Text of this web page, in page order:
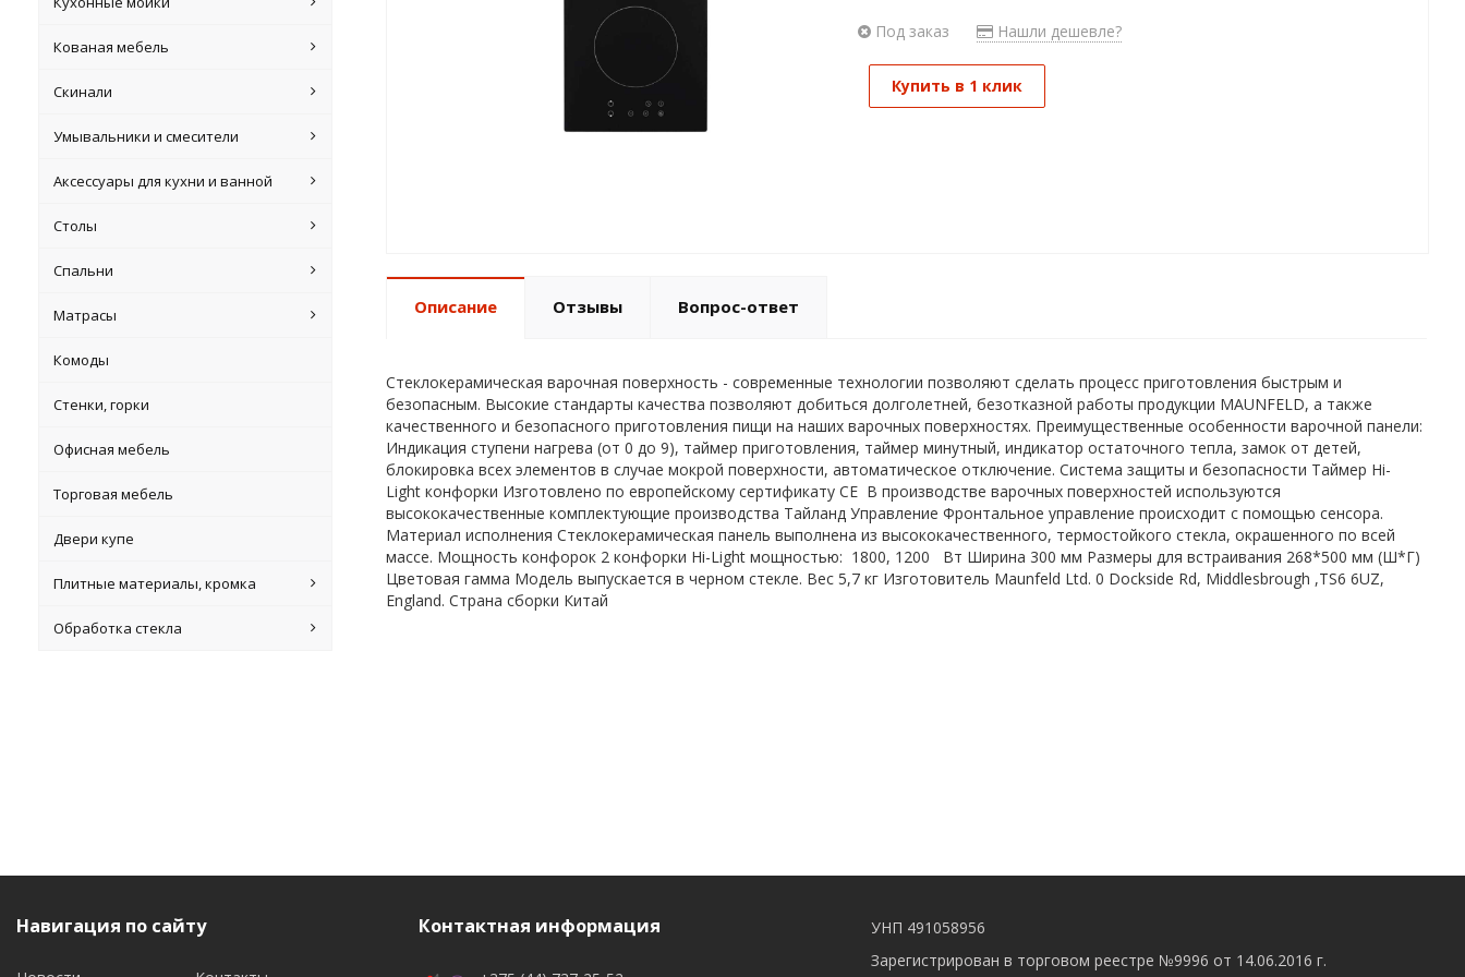
Кованая мебель
Скинали
Умывальники и смесители
Аксессуары для кухни и ванной
Столы
Спальни
Матрасы
Комоды
Стенки, горки
Офисная мебель
Торговая мебель
Двери купе
Плитные материалы, кромка
Обработка стекла
Под заказ Нашли дешевле?
Купить в 1 клик
Описание Отзывы Вопрос-ответ
Стеклокерамическая варочная поверхность - современные технологии позволяют сделать процесс приготовления быстрым и
безопасным. Высокие стандарты качества позволяют добиться долголетней, безотказной работы продукции MAUNFELD, а также
качественного и безопасного приготовления пищи на наших варочных поверхностях. Преимущественные особенности варочной панели:
Индикация ступени нагрева (от 0 до 9), таймер приготовления, таймер минутный, индикатор остаточного тепла, замок от детей,
блокировка всех элементов в случае мокрой поверхности, автоматическое отключение. Система защиты и безопасности Таймер Hi-
Light конфорки Изготовлено по европейскому сертификату CE В производстве варочных поверхностей используются
высококачественные комплектующие производства Тайланд Управление Фронтальное управление происходит с помощью сенсора.
Материал исполнения Стеклокерамическая панель выполнена из высококачественного, термостойкого стекла, окрашенного по всей
массе. Мощность конфорок 2 конфорки Hi-Light мощностью: 1800, 1200 Вт Ширина 300 мм Размеры для встраивания 268*500 мм (Ш*Г)
Цветовая гамма Модель выпускается в черном стекле. Вес 5,7 кг Изготовитель Maunfeld Ltd. 0 Dockside Rd, Middlesbrough ,TS6 6UZ,
England. Страна сборки Китай
УНП 491058956
Зарегистрирован в торговом реестре №9996 от 14.06.2016 г.
Навигация по сайту Контактная информация